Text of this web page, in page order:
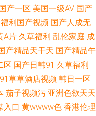
利 另类丝袜诱惑 肏屄免费看
碰pt 欧美日韩在线旡码 91内
日韩另类 超碰97免费 91黄在线
AⅤ 韩国操逼网 亚洲影院成人
产一区 美国一级AV 国产
利国产视频 国产人成无
A片 久草福利 乱伦家庭 成
产精品天干天 国产精品午
区 国产日韩91 久草福利
91草草酒店视频 韩日一区
茄子视频污 亚洲色欲天天
入口 黄wwww色 香港伦理